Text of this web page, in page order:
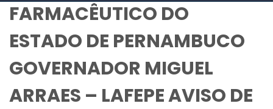
FARMACÊUTICO DO
ESTADO DE PERNAMBUCO
GOVERNADOR MIGUEL
ARRAES – LAFEPE AVISO DE